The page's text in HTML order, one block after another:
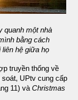
quanh một nhà
bằng cách
liên hệ giữa họ
truyền thống về
UPtv cung cấp
11) và Christmas